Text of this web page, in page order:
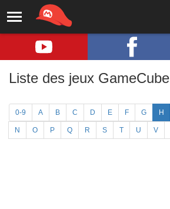
Liste des jeux GameCube
0-9 A B C D E F G H
N O P Q R S T U V